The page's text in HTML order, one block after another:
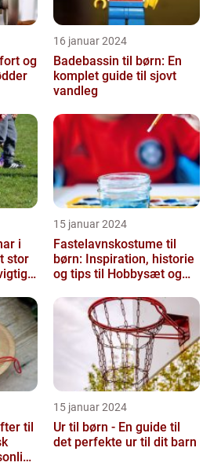
16 januar 2024
Badebassin til børn: En
komplet guide til sjovt
vandleg
i
stor
15 januar 2024
Fastelavnskostume til
børn: Inspiration, historie
og tips til Hobbysæt og
til
15 januar 2024
Ur til børn - En guide til
det perfekte ur til dit barn